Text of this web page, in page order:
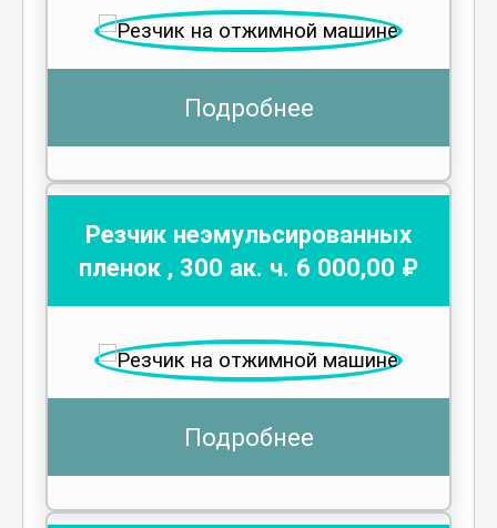
Подробнее
Резчик неэмульсированных
пленок , 300 ак. ч. 6 000,00 ₽
Подробнее